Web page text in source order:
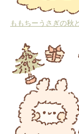
ももちーうさぎの秋